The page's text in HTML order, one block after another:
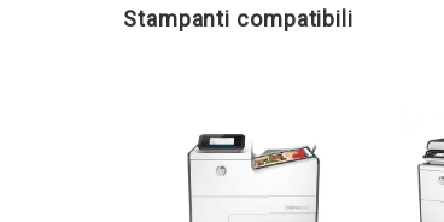
Stampanti compatibili